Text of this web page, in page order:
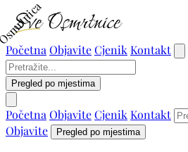
Početna ObjaviteCjenik Kontakt
Pregled po mjestima
Početna ObjaviteCjenik Kontakt
Objavite
Pregled po mjestima